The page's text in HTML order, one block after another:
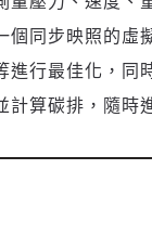
個同步映照的
進行最佳化，
算碳排，隨時